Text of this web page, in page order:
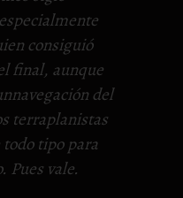
consiguió
final, aunque
del
terraplanistas
tipo para
Pues vale.